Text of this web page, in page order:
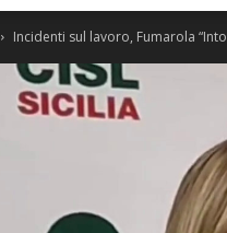
Incidenti sul lavoro, Fumarola